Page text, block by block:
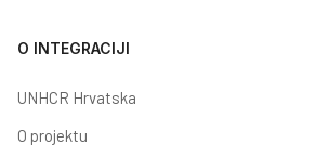
O INTEGRACIJI
UNHCR Hrvatska
O projektu